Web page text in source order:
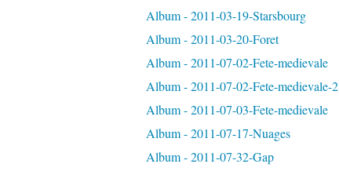
Album - 2011-03-19-Starsbourg
Album - 2011-03-20-Foret
Album - 2011-07-02-Fete-medievale
Album - 2011-07-02-Fete-medievale-2
Album - 2011-07-03-Fete-medievale
Album - 2011-07-17-Nuages
Album - 2011-07-32-Gap